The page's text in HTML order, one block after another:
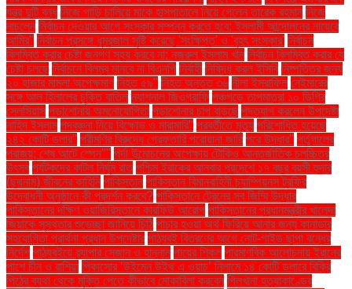
যন্ত্র দুটি বন্ধ নিজে গাড়ি চালিয়ে মাকে হাসপাতালে নিয়ে গেলেন তারেক রহমান নিজে
নাচলেন নির্বাচন দেওয়ার আগে সংস্কার সম্পন্ন করতে হবে: ইসলামী আন্দোলনের নায়েবে
আমির" নির্বাচন প্রসঙ্গে ধূম্রজাল সৃষ্টি করেছে 'সংক্ষিপ্ত' ও 'বৃহৎ সংস্কার' নির্বাচন
বিলম্বিত করার চেষ্টা জনগণ সহ্য করবে না: নজরুল ইসলাম খান নির্বাচন বিলম্বিত করার যে
চেষ্টা চলছে নির্বাচনে বিলম্ব মানবে না বিএনপি নির্বাহী নিষিদ্ধ করল ইসিবি নিষ্পত্তির জন্য
২০ হাজার মামলা অপেক্ষমাণ নিহত ৫৯" নিহত অন্তত ৩৬ নীলা ইসরাফিল নেইমারের
সঙ্গে আল হিলালের চুক্তি বাতিল ন্যাশনাল জিওগ্রাফি পঞ্চগড়ে তাপমাত্রা ১০ ডিগ্রি
সেলসিয়াস পড়াশোনায় অমনোযোগিতা পড়াশোনার চাপ বাড়ছে পদত্যাগ করলেন উপদেষ্টা
নাহিদ ইসলাম পদবঞ্চনা নিয়ে বিক্ষোভ ও মারামারি" পরবর্তীতে মৃত্যু পরিশোধিত হয়েছে
২৪২ কোটি ডলার" পরীমণির বিরুদ্ধে গ্রেফতারি পরোয়ানা জারি পরে উদ্ধার" পর্তুগালের
পরাজয়; শেষ আটে স্পেন"" পর্দা উন্মোচনের অপেক্ষায় টোকিও আন্তর্জাতিক চলচ্চিত্র
উৎসব পর্যটকদের কাটল নির্ঘুম রাত পশ্চিম ইরাকের আনবার প্রদেশে ১৭ বছর বয়সী হুদার
(ছদ্মনাম) জীবনের কাহিনি পাকিস্তান পাকিস্তান বিমানবাহিনী চ্যাম্পিয়নস ট্রফির
উদ্বোধনী অনুষ্ঠানে কী প্রদর্শন করবে? পাকিস্তানে ট্রেনের সব জিম্মি উদ্ধার
পাকিস্তানের দক্ষিণ ওয়াজিরিস্তানে কারফিউ আরোপ পাকিস্তানের প্রধানমন্ত্রীর খালেদা
জিয়াকে সুস্থতার শুভেচ্ছা জানিয়ে চিঠি পাচার হওয়া অর্থ ফিরিয়ে আনার জন্য কানাডার
সহযোগিতা প্রার্থনা প্রধান উপদেষ্টার পাঠ্যবই বিতরণের আগে নোট-গাইড ছাপা বন্ধের
নির্দেশ পাঠ্যবইয়ে র‍্যাপার সেজান ও হান্নান পায়ের শিকল পারমাণবিক আলোচনায় ইরানের
পাশে চীন ও রাশিয়া পিকাসোর ‘উইমেন উইথ এ ওয়াচ’ নিলামে ১৪ কোটি ডলারে বিক্রি
পিঠের ব্যথা থেকে মুক্তি পেতে কীভাবে মোকাবিলা করবেন পিলখানা হত্যাকাণ্ডের